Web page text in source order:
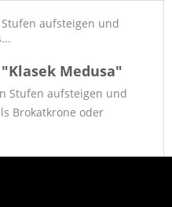
aufsteigen und
Medusa"
Stufen aufsteigen und
Brokatkrone oder